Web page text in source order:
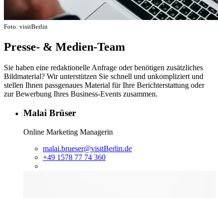
Foto: visitBerlin
Presse- & Medien-Team
Sie haben eine redaktionelle Anfrage oder benötigen zusätzliches
Bildmaterial? Wir unterstützen Sie schnell und unkompliziert und
stellen Ihnen passgenaues Material für Ihre Berichterstattung oder
zur Bewerbung Ihres Business-Events zusammen.
Malai Brüser
Online Marketing Managerin
malai.brueser@visitBerlin.de
+49 1578 77 74 360